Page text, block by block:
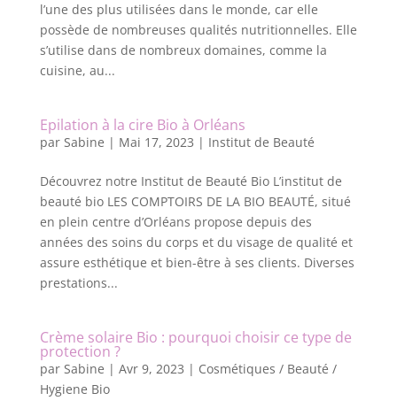
l’une des plus utilisées dans le monde, car elle
possède de nombreuses qualités nutritionnelles. Elle
s’utilise dans de nombreux domaines, comme la
cuisine, au...
Epilation à la cire Bio à Orléans
par Sabine | Mai 17, 2023 | Institut de Beauté
Découvrez notre Institut de Beauté Bio L’institut de
beauté bio LES COMPTOIRS DE LA BIO BEAUTÉ, situé
en plein centre d’Orléans propose depuis des
années des soins du corps et du visage de qualité et
assure esthétique et bien-être à ses clients. Diverses
prestations...
Crème solaire Bio : pourquoi choisir ce type de
protection ?
par Sabine | Avr 9, 2023 | Cosmétiques / Beauté /
Hygiene Bio